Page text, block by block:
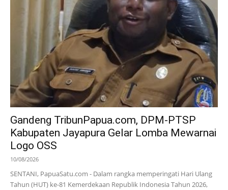
Gandeng TribunPapua.com, DPM-PTSP
Kabupaten Jayapura Gelar Lomba Mewarnai
Logo OSS
10/08/2026
SENTANI, PapuaSatu.com - Dalam rangka memperingati Hari Ulang
Tahun (HUT) ke-81 Kemerdekaan Republik Indonesia Tahun 2026,